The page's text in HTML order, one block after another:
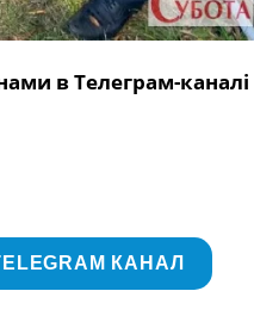
в Телеграм-каналі
КАНАЛ